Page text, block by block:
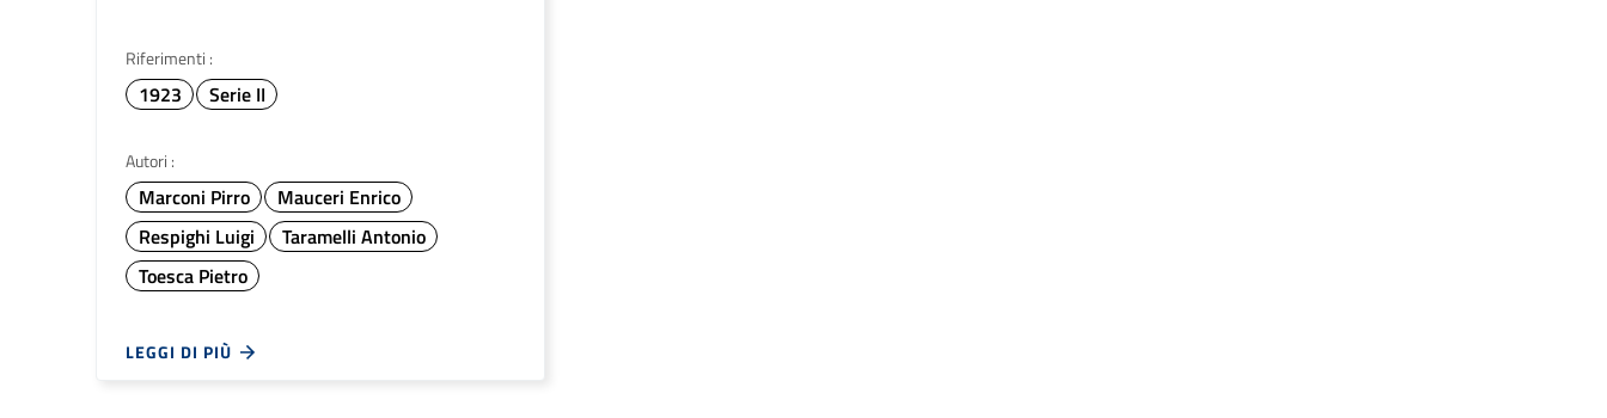
Riferimenti :
1923 Serie II
Autori :
Marconi Pirro
Mauceri Enrico
Respighi Luigi
Taramelli Antonio
Toesca Pietro
LEGGI DI PIÙ